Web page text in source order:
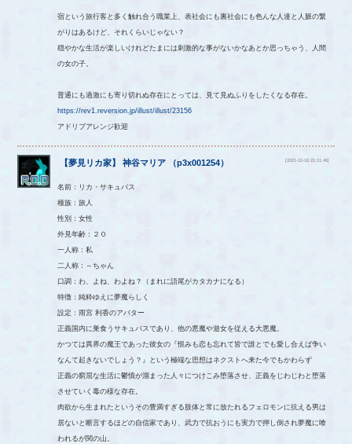
宿という旅行客と多く触れ合う職業上、表社会にも裏社会にも色んな人達と人脈の繋
がりはあるけど、それくらいじゃない？
穏やかな生活が楽しいけれどたまには刺激的な事がないかなあとか思っちゃう、人間
の女の子。
普通にも過激にも寄り切れぬ存在にとっては、見て見ぬふりをしたくなる存在。
https://rev1.reversion.jp/illust/illust/23156
アドリブアレンジ歓迎
【夢見リカ家】神谷マリア （p3x001254） [2021-10-18 21:11:46]
名前：リカ・サキュバス
種族：旅人
性別：女性
外見年齢：２０
一人称：私
二人称：～ちゃん
口調：わ、よね、わよね？（まれに語尾がカタカナになる）
特徴：純粋ゆえに夢魔らしく
設定：雨宮 利香のアバター
正義国内に巣食うサキュバスであり、他の悪魔や遊女を従える大悪魔。
かつては異界の魔王であった彼女の『恨みも恋も忘れて皆で誰とでも愛し合えば争い
なんて起きないでしょう？』という極端な思想はネクストへ来た今でもかわらず
正義の窮屈な生活に鬱憤が溜まった人々につけこみ堕落させ、正義をじわじわと堕落
させていく毒の様な存在。
肉欲から生まれたというその豊満すぎる肢体と常に放たれるフェロモンに抗える男は
居ないと断言するほどの自信家であり、武力で抗おうにも実力で押し倒され夢魔に喰
われるが関の山。